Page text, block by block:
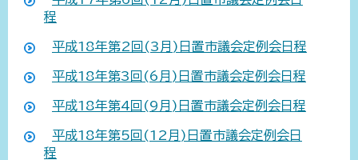
程
平成18年第2回(3月)日置市議会定例会日程
平成18年第3回(6月)日置市議会定例会日程
平成18年第4回(9月)日置市議会定例会日程
平成18年第5回(12月)日置市議会定例会日
程